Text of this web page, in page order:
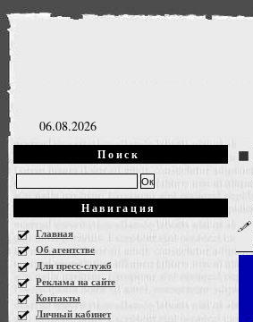
06.08.2026
Поиск
Навигация
Главная
Об агентстве
Для пресс-служб
Реклама на сайте
Контакты
Личный кабинет